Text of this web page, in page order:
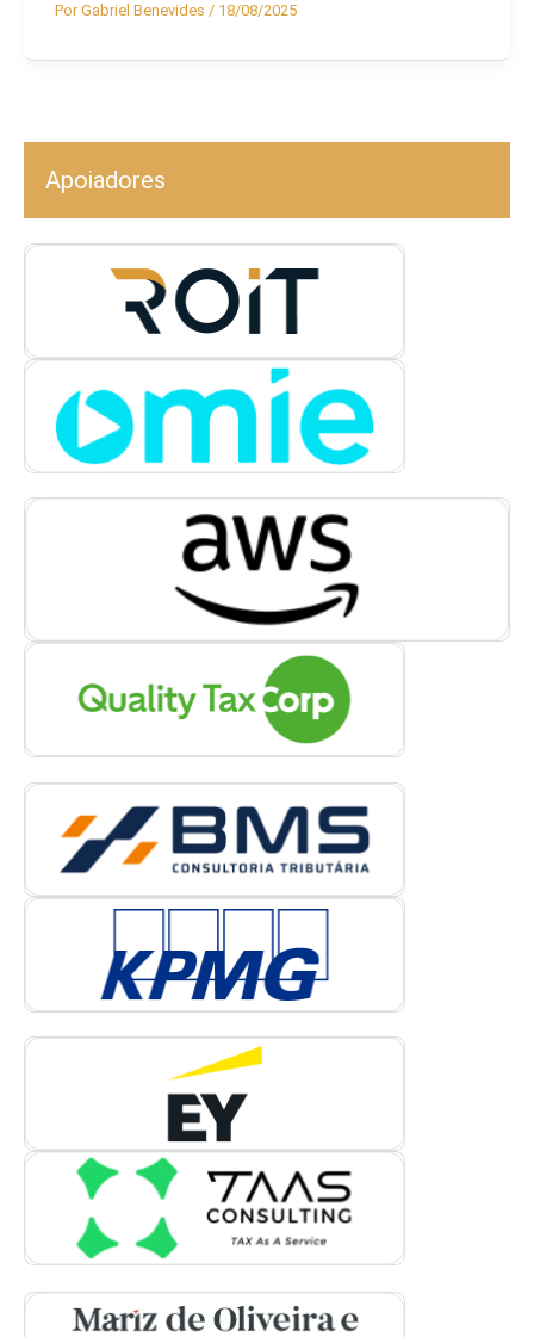
PorGabriel Benevides / 18/08/2025
Apoiadores